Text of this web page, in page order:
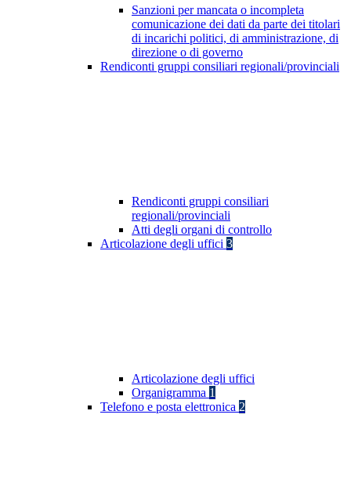
Sanzioni per mancata o incompleta
comunicazione dei dati da parte dei titolari
di incarichi politici, di amministrazione, di
direzione o di governo
Rendiconti gruppi consiliari regionali/provinciali
Rendiconti gruppi consiliari
regionali/provinciali
Atti degli organi di controllo
Articolazione degli uffici 3
Articolazione degli uffici
Organigramma 1
Telefono e posta elettronica 2